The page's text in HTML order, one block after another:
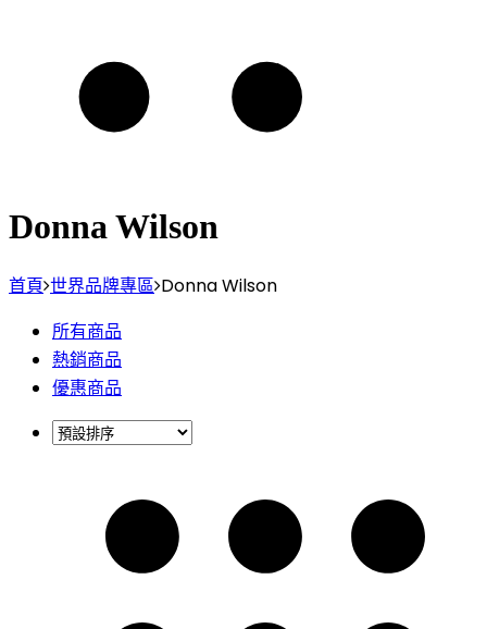
Donna Wilson
首頁 世界品牌專區 Donna Wilson
所有商品
熱銷商品
優惠商品